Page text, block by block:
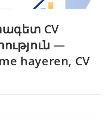
CV
—
hayeren, CV